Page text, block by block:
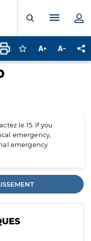
Ouvrir laMenu
Connectez-vous
Augmenter la
le 15. If you
emergency,
emergency